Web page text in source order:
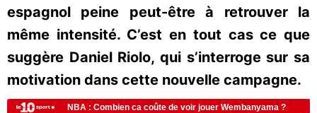
espagnol peine peut-être à retrouver la
même intensité. C’est en tout cas ce que
suggère Daniel Riolo, qui s’interroge sur sa
motivation dans cette nouvelle campagne.